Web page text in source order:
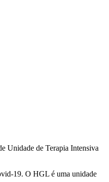
Unidade de Terapia Intensiva
19. O HGL é uma unidade